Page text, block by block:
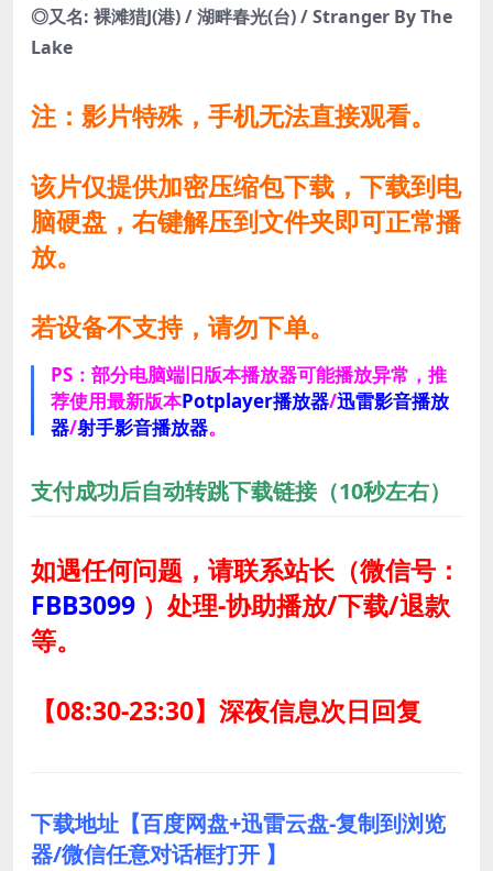
◎又名: 裸滩猎J(港) / 湖畔春光(台) / Stranger By The
Lake
注：影片特殊，手机无法直接观看。
该片仅提供加密压缩包下载，下载到电
脑硬盘，右键解压到文件夹即可正常播
放。
若设备不支持，请勿下单。
PS：部分电脑端旧版本播放器可能播放异常，推
荐使用最新版本Potplayer播放器/迅雷影音播放
器/射手影音播放器。
支付成功后自动转跳下载链接（10秒左右）
如遇任何问题，请联系站长（微信号：
FBB3099 ） 处理-协助播放/下载/退款
等。
【08:30-23:30】深夜信息次日回复
下载地址【百度网盘+迅雷云盘-复制到浏览
器/微信任意对话框打开 】